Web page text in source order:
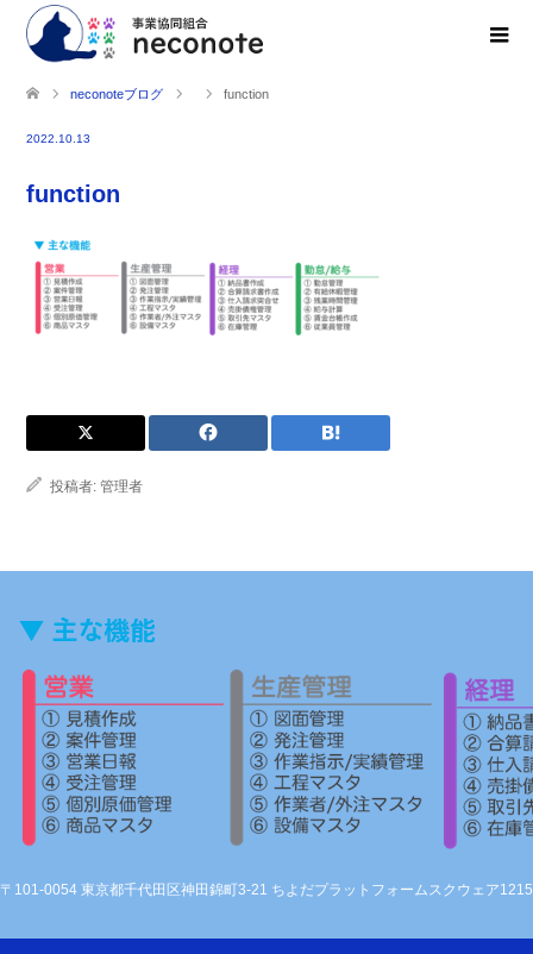
neconoteブログ function
2022.10.13
function
投稿者: 管理者
〒101-0054 東京都千代田区神田錦町3-21 ちよだプラットフォームスクウェア1215